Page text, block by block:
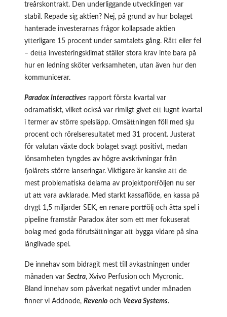
treårskontrakt. Den underliggande utvecklingen var
stabil. Repade sig aktien? Nej, på grund av hur bolaget
hanterade investerarnas frågor kollapsade aktien
ytterligare 15 procent under samtalets gång. Rätt eller fel
– detta investeringsklimat ställer stora krav inte bara på
hur en ledning sköter verksamheten, utan även hur den
kommunicerar.
Paradox Interactives rapport första kvartal var
odramatiskt, vilket också var rimligt givet ett lugnt kvartal
i termer av större spelsläpp. Omsättningen föll med sju
procent och rörelseresultatet med 31 procent. Justerat
för valutan växte dock bolaget svagt positivt, medan
lönsamheten tyngdes av högre avskrivningar från
fjolårets större lanseringar. Viktigare är kanske att de
mest problematiska delarna av projektportföljen nu ser
ut att vara avklarade. Med starkt kassaflöde, en kassa på
drygt 1,5 miljarder SEK, en renare portfölj och åtta spel i
pipeline framstår Paradox åter som ett mer fokuserat
bolag med goda förutsättningar att bygga vidare på sina
långlivade spel.
De innehav som bidragit mest till avkastningen under
månaden var Sectra, Xvivo Perfusion och Mycronic.
Bland innehav som påverkat negativt under månaden
finner vi Addnode, Revenio och Veeva Systems.